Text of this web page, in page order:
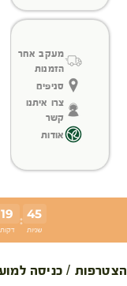
מעקב אחר
הזמנות
סניפים
צרו איתנו
קשר
אודות
19
דקות
: 45
שניות
הצטרפות / כניסה